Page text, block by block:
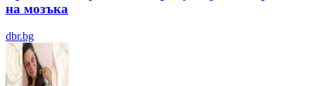
на мозъка
dbr.bg